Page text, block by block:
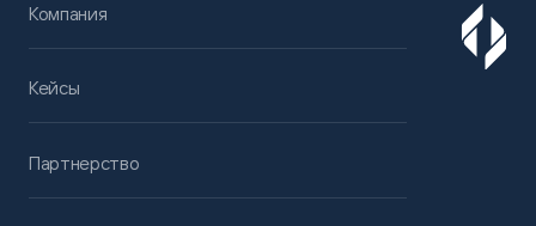
Компания
Кейсы
Партнерство